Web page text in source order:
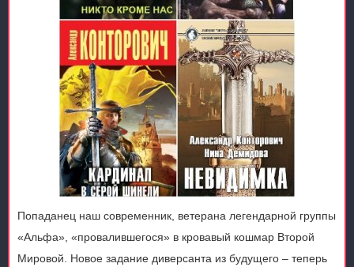
Попаданец наш современник, ветерана легендарной группы
«Альфа», «провалившегося» в кровавый кошмар Второй
Мировой. Новое задание диверсанта из будущего – теперь